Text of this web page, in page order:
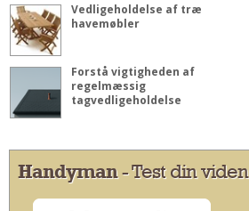
Vedligeholdelse af træ
havemøbler
Forstå vigtigheden af
regelmæssig
tagvedligeholdelse
Handyman- Test din viden